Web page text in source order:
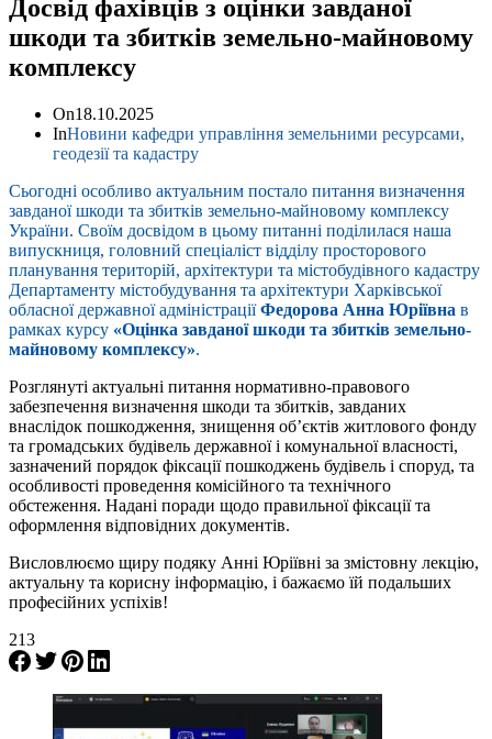
Досвід фахівців з оцінки завданої
шкоди та збитків земельно-майновому
комплексу
On18.10.2025
InНовини кафедри управління земельними ресурсами,
геодезії та кадастру
Сьогодні особливо актуальним постало питання визначення
завданої шкоди та збитків земельно-майновому комплексу
України. Своїм досвідом в цьому питанні поділилася наша
випускниця, головний спеціаліст відділу просторового
планування територій, архітектури та містобудівного кадастру
Департаменту містобудування та архітектури Харківської
обласної державної адміністраціїФедорова Анна Юріївна в
рамках курсу «Оцінка завданої шкоди та збитків земельно-
майновому комплексу».
Розглянуті актуальні питання нормативно-правового
забезпечення визначення шкоди та збитків, завданих
внаслідок пошкодження, знищення об’єктів житлового фонду
та громадських будівель державної і комунальної власності,
зазначений порядок фіксації пошкоджень будівель і споруд, та
особливості проведення комісійного та технічного
обстеження. Надані поради щодо правильної фіксації та
оформлення відповідних документів.
Висловлюємо щиру подяку Анні Юріївні за змістовну лекцію,
актуальну та корисну інформацію, і бажаємо їй подальших
професійних успіхів!
213